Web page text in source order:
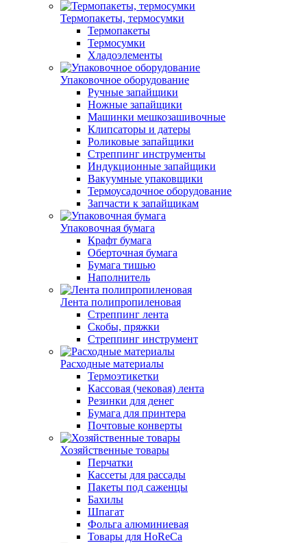
Термопакеты, термосумки
Термопакеты
Термосумки
Хладоэлементы
Упаковочное оборудование
Ручные запайщики
Ножные запайщики
Машинки мешкозашивочные
Клипсаторы и датеры
Роликовые запайщики
Стреппинг инструменты
Индукционные запайщики
Вакуумные упаковщики
Термоусадочное оборудование
Запчасти к запайщикам
Упаковочная бумага
Крафт бумага
Оберточная бумага
Бумага тишью
Наполнитель
Лента полипропиленовая
Стреппинг лента
Скобы, пряжки
Стреппинг инструмент
Расходные материалы
Термоэтикетки
Кассовая (чековая) лента
Резинки для денег
Бумага для принтера
Почтовые конверты
Хозяйственные товары
Перчатки
Кассеты для рассады
Пакеты под саженцы
Бахилы
Шпагат
Фольга алюминиевая
Товары для HoReCa